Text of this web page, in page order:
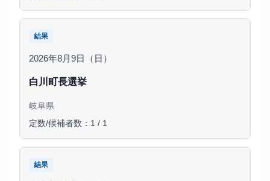
結果
2026年8月9日（日）
白川町長選挙
岐阜県
定数/候補者数：1 / 1
結果